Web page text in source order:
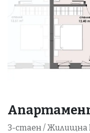
3-стаен / Жилищна